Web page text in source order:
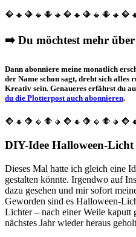
➡️ Du möchtest mehr
Dann abonniere meine monatlich
der Name schon sagt, dreht sich alles
Kreativ sein. Genaueres erfährst du
du die Plotterpost auch abonnieren.
DIY-Idee Halloween-Licht
Dieses Mal hatte ich gleich eine
gestalten könnte. Irgendwo auf
dazu gesehen und mir sofort
Geworden sind es Halloween-
Lichter – nach einer Weile kaputt
nächstes Jahr wieder heraus